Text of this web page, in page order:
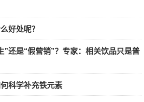
好处呢？
”还是“假营销”？专家：相关饮品只是普
科学补充铁元素